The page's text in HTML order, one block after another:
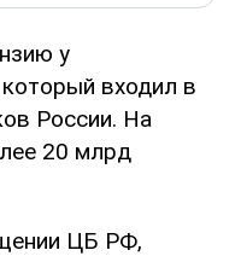
у
входил в
России. На
20 млрд
ЦБ РФ,